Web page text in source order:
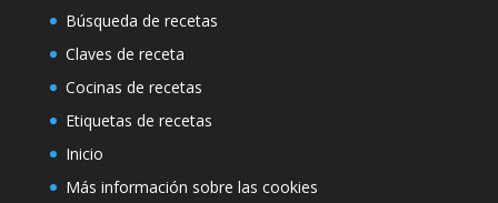
Búsqueda de recetas
Claves de receta
Cocinas de recetas
Etiquetas de recetas
Inicio
Más información sobre las cookies